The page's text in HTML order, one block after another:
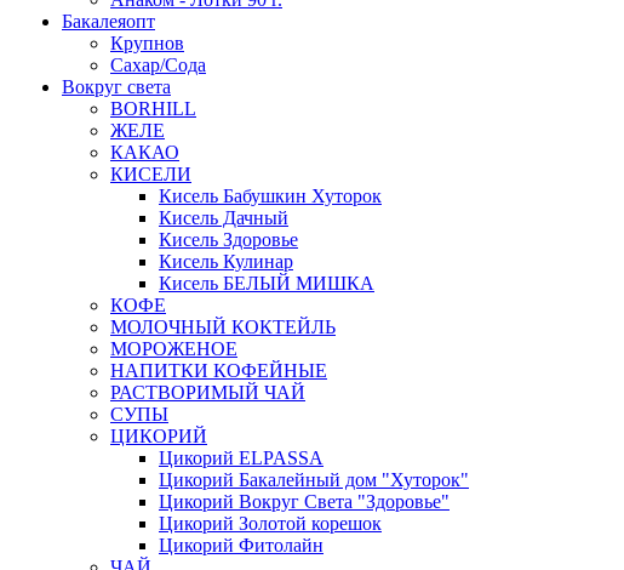
Бакалеяопт
Крупнов
Сахар/Сода
Вокруг света
BORHILL
ЖЕЛЕ
КАКАО
КИСЕЛИ
Кисель Бабушкин Хуторок
Кисель Дачный
Кисель Здоровье
Кисель Кулинар
Кисель БЕЛЫЙ МИШКА
КОФЕ
МОЛОЧНЫЙ КОКТЕЙЛЬ
МОРОЖЕНОЕ
НАПИТКИ КОФЕЙНЫЕ
РАСТВОРИМЫЙ ЧАЙ
СУПЫ
ЦИКОРИЙ
Цикорий ELPASSA
Цикорий Бакалейный дом "Хуторок"
Цикорий Вокруг Света "Здоровье"
Цикорий Золотой корешок
Цикорий Фитолайн